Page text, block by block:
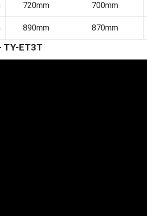
720mm 700mm
890mm 870mm
ET3T